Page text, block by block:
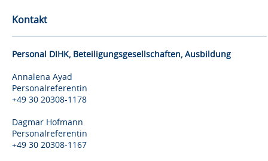
Kontakt
Personal DIHK, Beteiligungsgesellschaften, Ausbildung
Annalena Ayad
Personalreferentin
+49 30 20308-1178
Dagmar Hofmann
Personalreferentin
+49 30 20308-1167